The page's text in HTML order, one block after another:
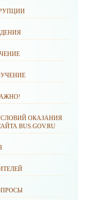
ОКАЗАНИЯ
BUS.GOV.RU